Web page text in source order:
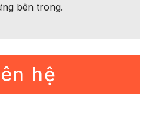
bên trong.
hệ